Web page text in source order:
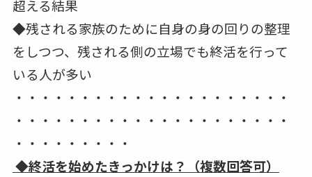
超える結果
◆残される家族のために自身の身の回りの整理
をしつつ、残される側の立場でも終活を行って
いる人が多い
・・・・・・・・・・・・・・・・・・・・・
・・・・・・・・・・・・・・・・・・・・・
・・・・・・・・・
◆終活を始めたきっかけは？（複数回答可）